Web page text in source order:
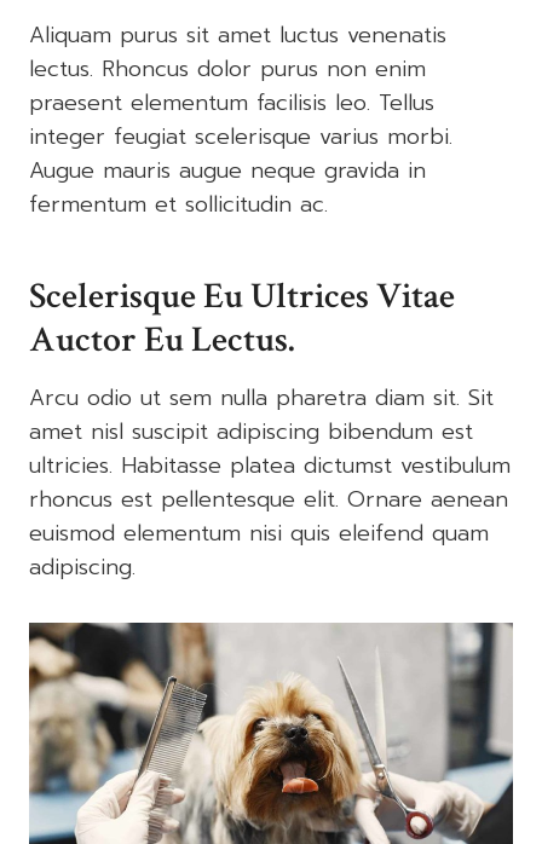
Aliquam purus sit amet luctus venenatis
lectus. Rhoncus dolor purus non enim
praesent elementum facilisis leo. Tellus
integer feugiat scelerisque varius morbi.
Augue mauris augue neque gravida in
fermentum et sollicitudin ac.
Scelerisque Eu Ultrices Vitae
Auctor Eu Lectus.
Arcu odio ut sem nulla pharetra diam sit. Sit
amet nisl suscipit adipiscing bibendum est
ultricies. Habitasse platea dictumst vestibulum
rhoncus est pellentesque elit. Ornare aenean
euismod elementum nisi quis eleifend quam
adipiscing.